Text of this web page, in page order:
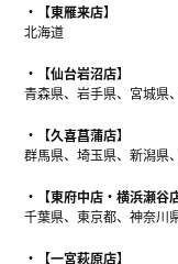
【東雁来店】
北海道
【仙台岩沼店】
青森県、岩手県、宮城県
【久喜菖蒲店】
群馬県、埼玉県、新潟県
【東府中店・横浜瀬谷店
千葉県、東京都、神奈川
【一宮萩原店】